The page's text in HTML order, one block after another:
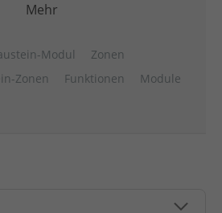
Mehr
Modul
Zonen
Zonen Funktionen
Module